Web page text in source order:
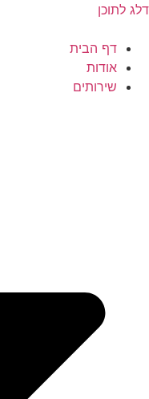
דלג לתוכן
דף הבית
אודות
שירותים